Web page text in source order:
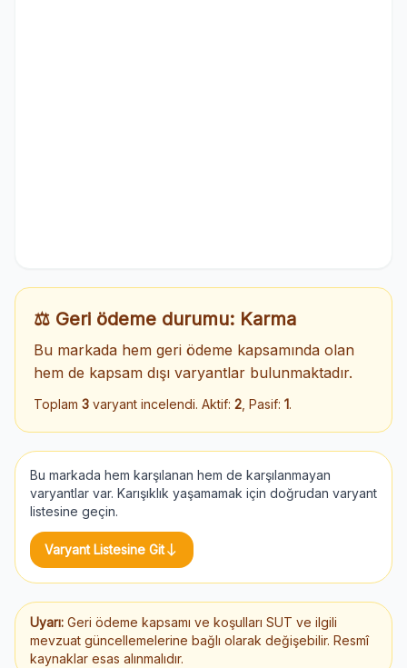
⚖️ Geri ödeme durumu: Karma
Bu markada hem geri ödeme kapsamında olan
hem de kapsam dışı varyantlar bulunmaktadır.
Toplam 3 varyant incelendi. Aktif: 2 , Pasif: 1.
Bu markada hem karşılanan hem de karşılanmayan
varyantlar var. Karışıklık yaşamamak için doğrudan varyant
listesine geçin.
Varyant Listesine Gitsouth
Uyarı: Geri ödeme kapsamı ve koşulları SUT ve ilgili
mevzuat güncellemelerine bağlı olarak değişebilir. Resmî
kaynaklar esas alınmalıdır.